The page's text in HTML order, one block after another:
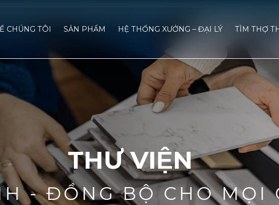
CHÚNG TÔI SẢN PHẨM HỆ THỐNG XƯỞNG – ĐẠI LÝ TÌM THỢ
THƯ VIỆN
- ĐỒNG BỘ CHO MỌI